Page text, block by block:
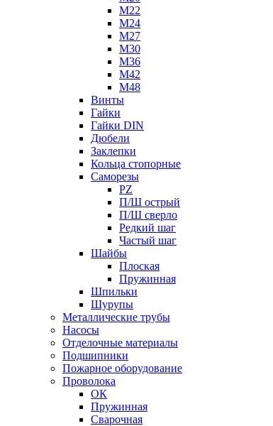
М22
М24
М27
М30
М36
М42
М48
Винты
Гайки
Гайки DIN
Дюбели
Заклепки
Кольца стопорные
Саморезы
PZ
П/Ш острый
П/Ш сверло
Редкий шаг
Частый шаг
Шайбы
Плоская
Пружинная
Шпильки
Шурупы
Металлические трубы
Насосы
Отделочные материалы
Подшипники
Пожарное оборудование
Проволока
ОК
Пружинная
Сварочная